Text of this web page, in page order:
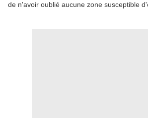
de n'avoir oublié aucune zone susceptible